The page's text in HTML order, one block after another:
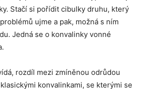
Stačí si pořídit cibulky druhu, který
ujme a pak, možná s ním
Jedná se o konvalinky vonné
rozdíl mezi zmíněnou odrůdou
konvalinkami, se kterými se